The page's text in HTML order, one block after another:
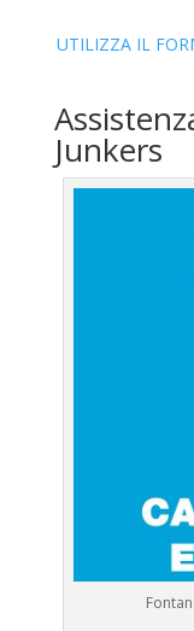
UTILIZZA IL
Junkers